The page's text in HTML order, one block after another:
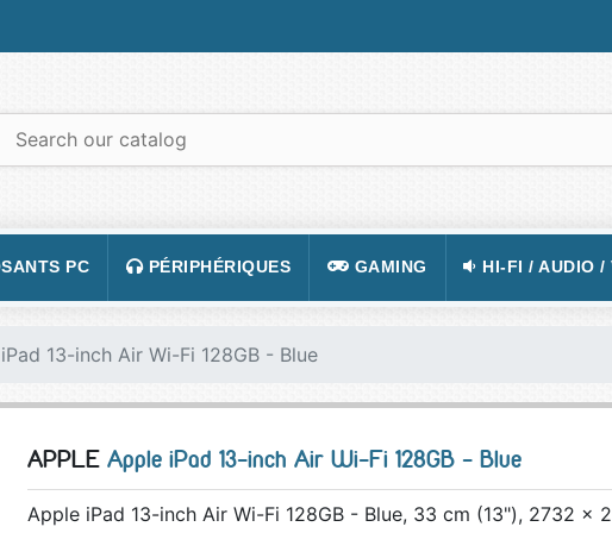
PC PÉRIPHÉRIQUES
CLAVIER
TAPIS DE SOURIS
ÉCRAN
GAMING
FIGURINES JEU
LUNETTES POUR JOUEURS
HI-FI / AUDIO /
VIDÉO-
TÉLÉPHONE
13-inch Air Wi-Fi 128GB - Blue
APPLE Apple iPad 13-inch Air Wi-Fi 128GB - Blue
Apple iPad 13-inch Air Wi-Fi 128GB - Blue, 33 cm (13"), 2732 x